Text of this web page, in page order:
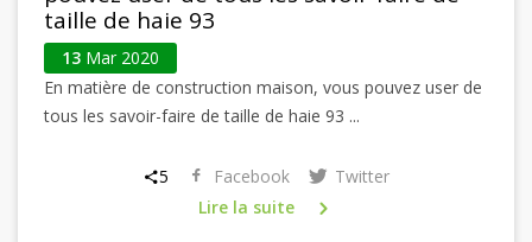
taille de haie 93
13 Mar 2020
En matière de construction maison, vous pouvez user de
tous les savoir-faire de taille de haie 93 ...
5 Facebook
Twitter
Lire la suite